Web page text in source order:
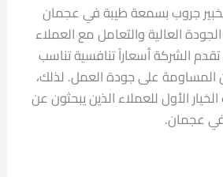
جروب بسمعة طيبة في عجمان
العالية والتعامل مع العملاء
تقدم الشركة أسعاراً تنافسية تناسب
المساومة على جودة العمل. لذلك،
الأول للعملاء الذين يبحثون عن
عجمان.